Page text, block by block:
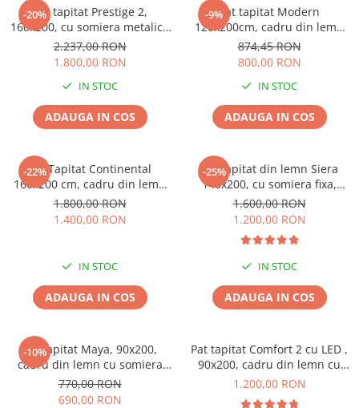
-20%
Pat tapitat Prestige 2,
160x200, cu somiera metalica
rabatabila si spatiu de
depozitare, culoare Crem
2.237,00 RON
1.800,00 RON
IN STOC
ADAUGA IN COS
-9%Pat tapitat Modern
120x200cm, cadru din lemn
cu somiera fixa, culoare Gri
874,45 RON
800,00 RON
IN STOC
ADAUGA IN COS
-22%
Pat Tapitat Continental
160x200 cm, cadru din lemn
cu somiera fixa, Culoare Gri
1.800,00 RON
1.400,00 RON
IN STOC
ADAUGA IN COS
-25%
Pat tapitat din lemn Siera
140x200, cu somiera fixa,
culoare Gri
1.600,00 RON
1.200,00 RON
IN STOC
ADAUGA IN COS
-10%
Pat tapitat Maya, 90x200,
cadru din lemn cu somiera
fixa, culoare Bej
770,00 RON
690,00 RON
Pat tapitat Comfort 2 cu LED ,
90x200, cadru din lemn cu
somiera fixa, culoare Roz
1.200,00 RON